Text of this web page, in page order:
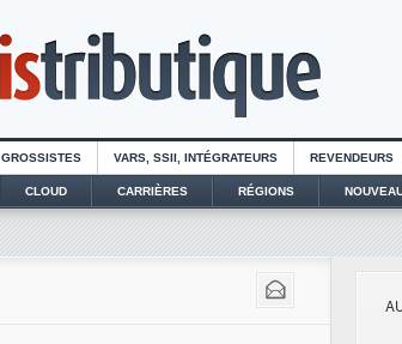
GROSSISTES VARS, SSII, INTÉGRATEURS REVENDEURS
CLOUD CARRIÈRES RÉGIONS